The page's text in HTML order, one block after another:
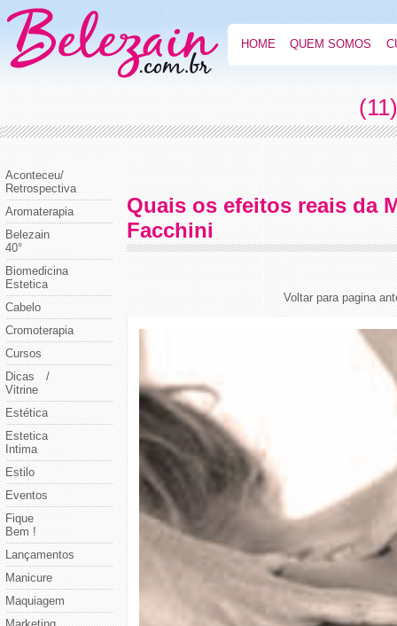
HOME QUEM SOMOS
Aconteceu/
Retrospectiva
Aromaterapia
Belezain
40°
Biomedicina
Estetica
Cabelo
Cromoterapia
Cursos
Dicas /
Vitrine
Estética
Estetica
Intima
Estilo
Eventos
Fique
Bem !
Lançamentos
Manicure
Maquiagem
Quais os efeitos reais da
Facchini
Voltar para pagina